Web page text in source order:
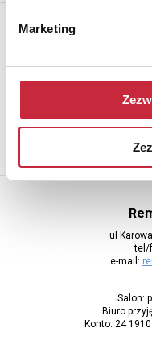
Marketing
Aby otrzymywać
ul
tel/
e-mail:
Salon:
Biuro
Konto: 24